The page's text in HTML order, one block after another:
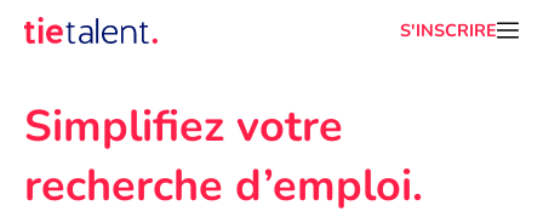
S'INSCRIRE
Simplifiez votre
recherche d’emploi.